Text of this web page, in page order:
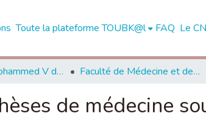
Toute la plateforme TOUBK@l FAQ Le
Université Mohammed V de Rabat Faculté de Médecine et de Pharmacie - Rabat
de médecine